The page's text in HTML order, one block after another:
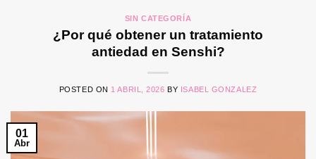
SIN CATEGORÍA
¿Por qué obtener un tratamiento
antiedad en Senshi?
POSTED ON 1 ABRIL, 2026 BY ISABEL GONZALEZ
01
Abr